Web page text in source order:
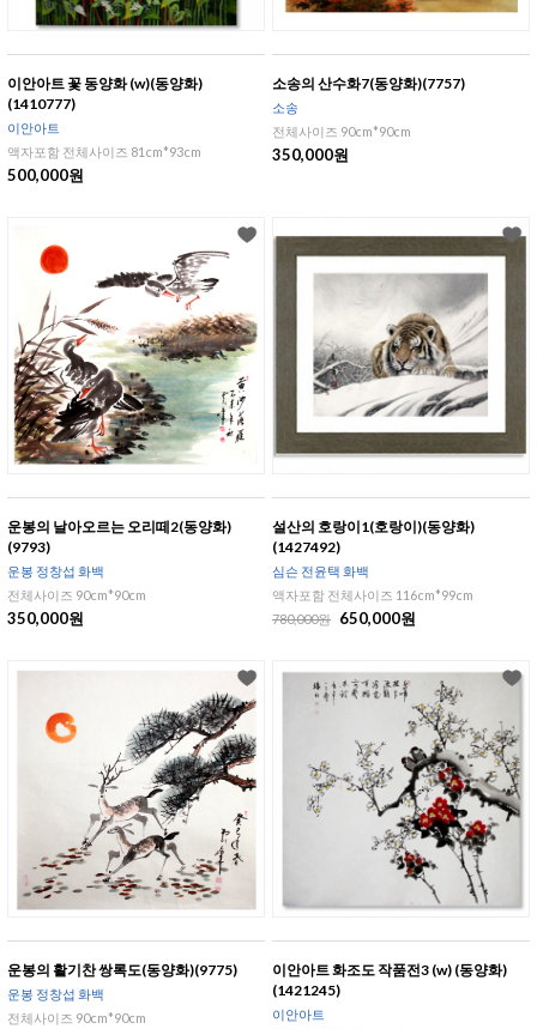
이안아트 꽃 동양화 (w)(동양화)
(1410777)
이안아트
액자포함 전체사이즈 81cm*93cm
500,000원
소송의 산수화7(동양화)(7757)
소송
전체사이즈 90cm*90cm
350,000원
운봉의 날아오르는 오리떼2(동양화)
(9793)
운봉 정창섭 화백
전체사이즈 90cm*90cm
350,000원
설산의 호랑이1(호랑이)(동양화)
(1427492)
심슨 전윤택 화백
액자포함 전체사이즈 116cm*99cm
780,000원
650,000원
운봉의 활기찬 쌍록도(동양화)(9775)
운봉 정창섭 화백
전체사이즈 90cm*90cm
이안아트 화조도 작품전3 (w) (동양화)
(1421245)
이안아트